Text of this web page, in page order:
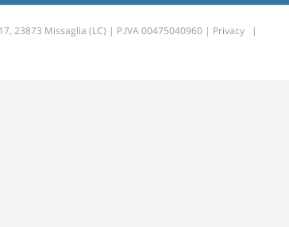
23873 Missaglia (LC) | P.IVA 00475040960 | Privacy |